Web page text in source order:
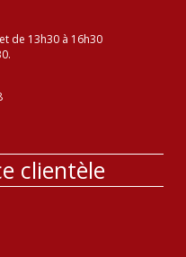
de 13h30 à 16h30
clientèle